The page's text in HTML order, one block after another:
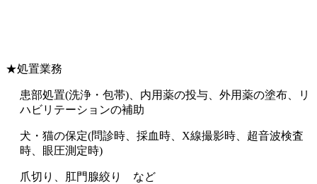
★処置業務
患部処置(洗浄・包帯)、内用薬の投与、外用薬の塗布、リ
ハビリテーションの補助
犬・猫の保定(問診時、採血時、X線撮影時、超音波検査
時、眼圧測定時)
爪切り、肛門腺絞り など